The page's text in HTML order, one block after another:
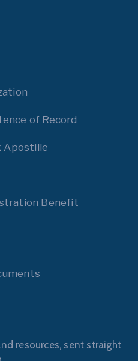
of Record
Apostille
Benefit
resources, sent straight